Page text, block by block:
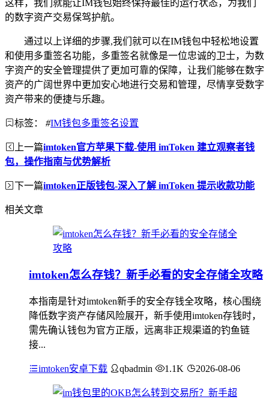
这样，我们就能让IM钱包始终保持最佳的运行状态，为我们
的数字资产交易保驾护航。
通过以上详细的步骤,我们就可以在IM钱包中轻松地设置
和使用多重签名功能，多重签名就像是一位忠诚的卫士，为数
字资产的安全管理提供了更加可靠的保障，让我们能够在数字
资产的广阔世界中更加安心地进行交易和管理，尽情享受数字
资产带来的便捷与乐趣。
标签： #IM钱包多重签名设置
上一篇imtoken官方苹果下载-使用 imToken 建立观察者钱
包，操作指南与优势解析
下一篇imtoken正版钱包-深入了解 imToken 提示收款功能
相关文章
imtoken怎么存钱？新手必看的安全存储全攻略
本指南是针对imtoken新手的安全存钱全攻略，核心围绕
降低数字资产存储风险展开，新手使用imtoken存钱时，
需先确认钱包为官方正版，远离非正规渠道的钓鱼链
接...
imtoken安卓下载 qbadmin 1.1K 2026-08-06